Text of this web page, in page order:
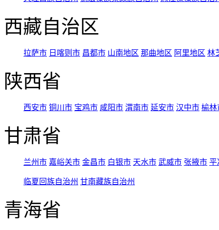
西藏自治区
拉萨市 日喀则市 昌都市 山南地区 那曲地区 阿里地区 林
陕西省
西安市 铜川市 宝鸡市 咸阳市 渭南市 延安市 汉中市 榆林
甘肃省
兰州市 嘉峪关市 金昌市 白银市 天水市 武威市 张掖市 平
临夏回族自治州 甘南藏族自治州
青海省